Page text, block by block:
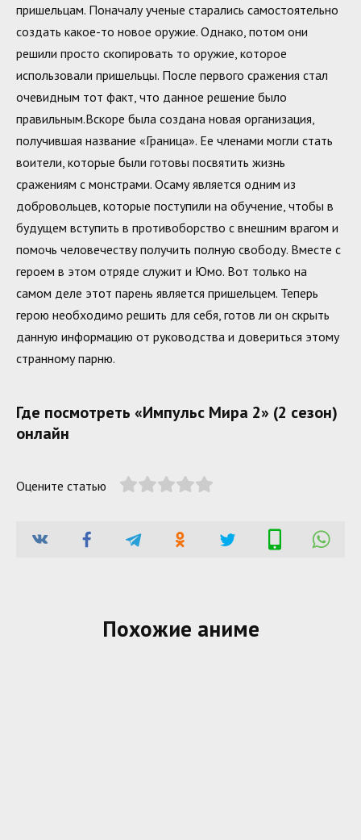
пришельцам. Поначалу ученые старались самостоятельно
создать какое-то новое оружие. Однако, потом они
решили просто скопировать то оружие, которое
использовали пришельцы. После первого сражения стал
очевидным тот факт, что данное решение было
правильным.Вскоре была создана новая организация,
получившая название «Граница». Ее членами могли стать
воители, которые были готовы посвятить жизнь
сражениям с монстрами. Осаму является одним из
добровольцев, которые поступили на обучение, чтобы в
будущем вступить в противоборство с внешним врагом и
помочь человечеству получить полную свободу. Вместе с
героем в этом отряде служит и Юмо. Вот только на
самом деле этот парень является пришельцем. Теперь
герою необходимо решить для себя, готов ли он скрыть
данную информацию от руководства и довериться этому
странному парню.
Где посмотреть «Импульс Мира 2» (2 сезон)
онлайн
Оцените статью
Похожие аниме